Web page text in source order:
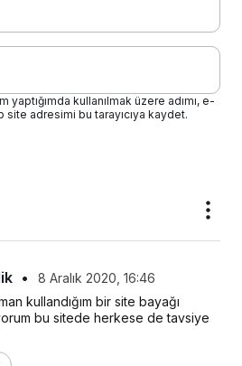
kullanılmak üzere adımı, e-
adresimi bu tarayıcıya kaydet.
•
8 Aralık 2020, 16:46
kullandığım bir site bayağı
bu sitede herkese de tavsiye